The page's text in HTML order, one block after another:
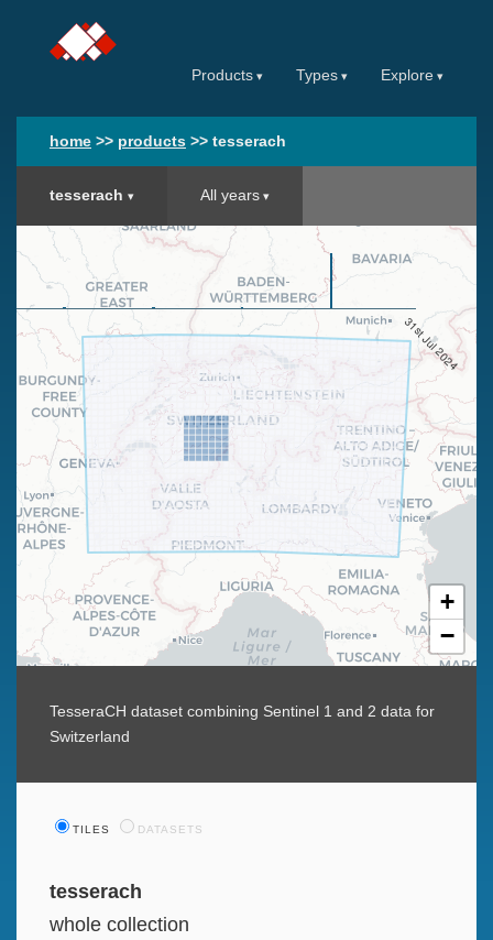
Products Types Explore
home >> products >> tesserach
tesserach All years
31st Jul 2024
+
−
TesseraCH dataset combining Sentinel 1 and 2 data for
Switzerland
TILES DATASETS
tesserach
whole collection